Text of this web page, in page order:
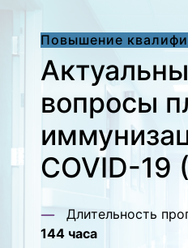
Повышение
вопросы
COVID-19
Длительность
144 часа